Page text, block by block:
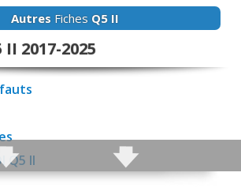
AutresFiches Q5 II
2017-2025
Q5 II